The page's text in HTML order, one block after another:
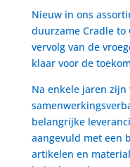
Nieuw in ons
duurzame Cradle
vervolg van de
klaar voor de
Na enkele jaren zijn
belangrijke
aangevuld met een
artikelen en